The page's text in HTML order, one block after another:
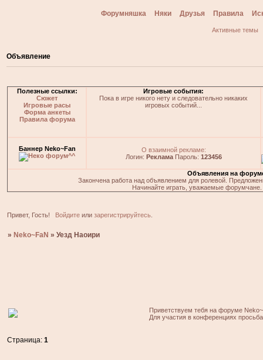
Форумняшка Няки Друзья Правила
Активные темы
Объявление
Полезные ссылки:
Сюжет
Игровые расы
Форма анкеты
Правила форума
Игровые события:
Пока в игре никого нету и следовательно никаких
игровых событий...
Баннер Neko~Fan
О взаимной рекламе:
Логин: РекламаПароль: 123456
Объявления на
Закончена работа над объявлением для ролевой.
Начинайте играть, уважаемые
Привет, Гость! Войдитеили зарегистрируйтесь.
» Neko~FaN »Уезд Наоири
Приветствуем тебя на форуме
Для участия в конференциях
Страница:1